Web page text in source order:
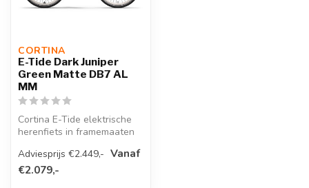
CORTINA
E-Tide Dark Juniper
Green Matte DB7 AL
MM
Cortina E-Tide elektrische
herenfiets in framemaaten
Jun...
Adviesprijs €2.449,- Vanaf
€2.079,-